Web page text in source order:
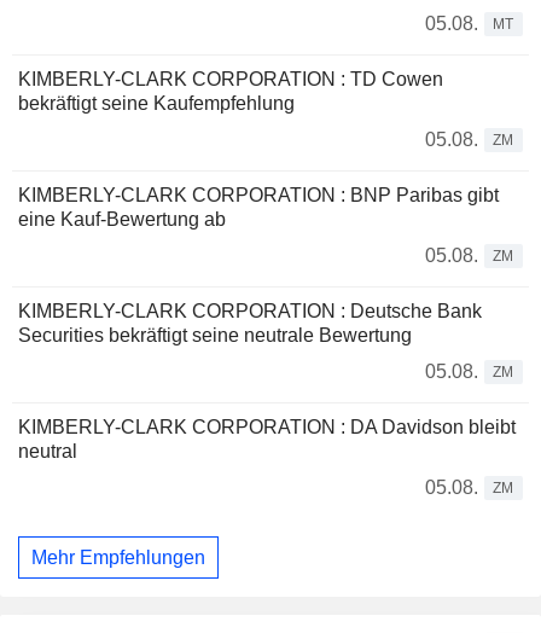
05.08.
MT
KIMBERLY-CLARK CORPORATION : TD Cowen
bekräftigt seine Kaufempfehlung
05.08.
ZM
KIMBERLY-CLARK CORPORATION : BNP Paribas gibt
eine Kauf-Bewertung ab
05.08.
ZM
KIMBERLY-CLARK CORPORATION : Deutsche Bank
Securities bekräftigt seine neutrale Bewertung
05.08.
ZM
KIMBERLY-CLARK CORPORATION : DA Davidson bleibt
neutral
05.08.
ZM
Mehr Empfehlungen